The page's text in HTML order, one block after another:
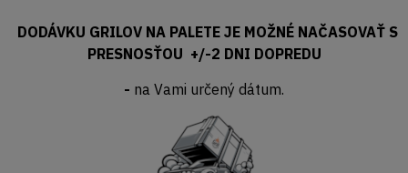
DODÁVKU GRILOV NA PALETE JE MOŽNÉ NAČASOVAŤ S
PRESNOSŤOU +/-2 DNI DOPREDU
- na Vami určený dátum.